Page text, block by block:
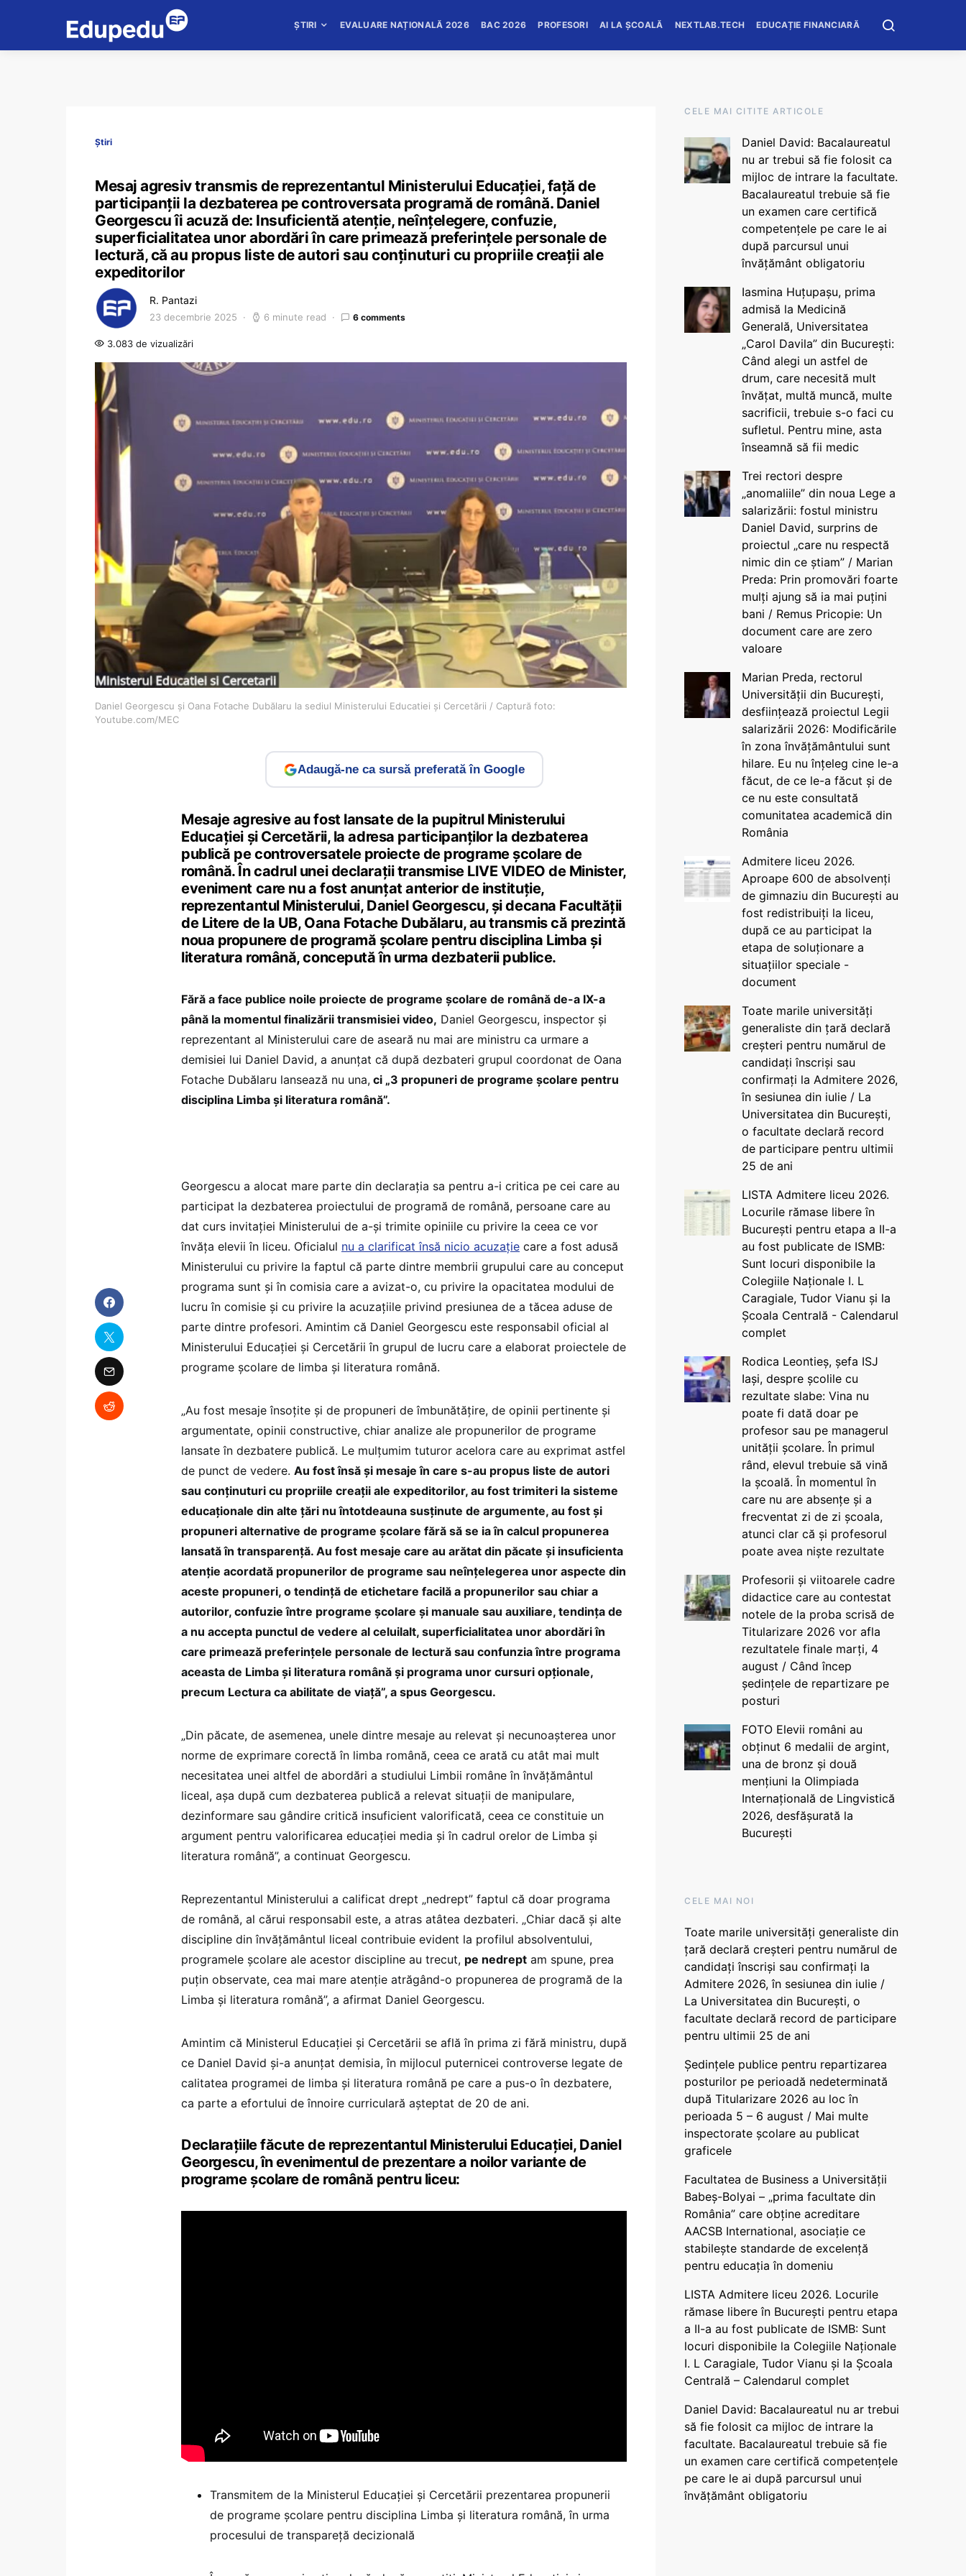
ȘTIRI EVALUARE NAȚIONALĂ 2026 BAC 2026 PROFESORI AI LA ȘCOALĂ NEXTLAB.TECH EDUCAȚIE FINANCIARĂ
Știri
Mesaj agresiv transmis de reprezentantul Ministerului Educației, față de
participanții la dezbaterea pe controversata programă de română. Daniel
Georgescu îi acuză de: Insuficientă atenție, neînțelegere, confuzie,
superficialitatea unor abordări în care primează preferințele personale de
lectură, că au propus liste de autori sau conținuturi cu propriile creații ale
expeditorilor
R. Pantazi
23 decembrie 2025 6 minute read 6 comments
3.083 de vizualizări
Daniel Georgescu și Oana Fotache Dubălaru la sediul Ministerului Educatiei și Cercetării / Captură foto:
Youtube.com/MEC
Adaugă-ne ca sursă preferată în Google
Mesaje agresive au fost lansate de la pupitrul Ministerului
Educației și Cercetării, la adresa participanților la dezbaterea
publică pe controversatele proiecte de programe școlare de
română. În cadrul unei declarații transmise LIVE VIDEO de Minister,
eveniment care nu a fost anunțat anterior de instituție,
reprezentantul Ministerului, Daniel Georgescu, și decana Facultății
de Litere de la UB, Oana Fotache Dubălaru, au transmis că prezintă
noua propunere de programă școlare pentru disciplina Limba și
literatura română, concepută în urma dezbaterii publice.
Fără a face publice noile proiecte de programe școlare de română de-a IX-a
până la momentul finalizării transmisiei video, Daniel Georgescu, inspector și
reprezentant al Ministerului care de aseară nu mai are ministru ca urmare a
demisiei lui Daniel David, a anunțat că după dezbateri grupul coordonat de Oana
Fotache Dubălaru lansează nu una, ci „3 propuneri de programe școlare pentru
disciplina Limba și literatura română”.
Georgescu a alocat mare parte din declarația sa pentru a-i critica pe cei care au
participat la dezbaterea proiectului de programă de română, persoane care au
dat curs invitației Ministerului de a-și trimite opiniile cu privire la ceea ce vor
învăța elevii în liceu. Oficialul nu a clarificat însă nicio acuzație care a fost adusă
Ministerului cu privire la faptul că parte dintre membrii grupului care au conceput
programa sunt și în comisia care a avizat-o, cu privire la opacitatea modului de
lucru în comisie și cu privire la acuzațiile privind presiunea de a tăcea aduse de
parte dintre profesori. Amintim că Daniel Georgescu este responsabil oficial al
Ministerului Educației și Cercetării în grupul de lucru care a elaborat proiectele de
programe școlare de limba și literatura română.
„Au fost mesaje însoțite și de propuneri de îmbunătățire, de opinii pertinente și
argumentate, opinii constructive, chiar analize ale propunerilor de programe
lansate în dezbatere publică. Le mulțumim tuturor acelora care au exprimat astfel
de punct de vedere. Au fost însă și mesaje în care s-au propus liste de autori
sau conținuturi cu propriile creații ale expeditorilor, au fost trimiteri la sisteme
educaționale din alte țări nu întotdeauna susținute de argumente, au fost și
propuneri alternative de programe școlare fără să se ia în calcul propunerea
lansată în transparență. Au fost mesaje care au arătat din păcate și insuficienta
atenție acordată propunerilor de programe sau neînțelegerea unor aspecte din
aceste propuneri, o tendință de etichetare facilă a propunerilor sau chiar a
autorilor, confuzie între programe școlare și manuale sau auxiliare, tendința de
a nu accepta punctul de vedere al celuilalt, superficialitatea unor abordări în
care primează preferințele personale de lectură sau confunzia între programa
aceasta de Limba și literatura română și programa unor cursuri opționale,
precum Lectura ca abilitate de viață”, a spus Georgescu.
„Din păcate, de asemenea, unele dintre mesaje au relevat și necunoașterea unor
norme de exprimare corectă în limba română, ceea ce arată cu atât mai mult
necesitatea unei altfel de abordări a studiului Limbii române în învățământul
liceal, așa după cum dezbaterea publică a relevat situații de manipulare,
dezinformare sau gândire critică insuficient valorificată, ceea ce constituie un
argument pentru valorificarea educației media și în cadrul orelor de Limba și
literatura română”, a continuat Georgescu.
Reprezentantul Ministerului a calificat drept „nedrept” faptul că doar programa
de română, al cărui responsabil este, a atras atâtea dezbateri. „Chiar dacă și alte
discipline din învățământul liceal contribuie evident la profilul absolventului,
programele școlare ale acestor discipline au trecut, pe nedrept am spune, prea
puțin observate, cea mai mare atenție atrăgând-o propunerea de programă de la
Limba și literatura română”, a afirmat Daniel Georgescu.
Amintim că Ministerul Educației și Cercetării se află în prima zi fără ministru, după
ce Daniel David și-a anunțat demisia, în mijlocul puternicei controverse legate de
calitatea programei de limba și literatura română pe care a pus-o în dezbatere,
ca parte a efortului de înnoire curriculară așteptat de 20 de ani.
Declarațiile făcute de reprezentantul Ministerului Educației, Daniel
Georgescu, în evenimentul de prezentare a noilor variante de
programe școlare de română pentru liceu:
Transmitem de la Ministerul Educației și Cercetării prezentarea propunerii
de programe școlare pentru disciplina Limba și literatura română, în urma
procesului de transpareță decizională
CELE MAI CITITE ARTICOLE
Daniel David: Bacalaureatul
nu ar trebui să fie folosit ca
mijloc de intrare la facultate.
Bacalaureatul trebuie să fie
un examen care certifică
competențele pe care le ai
după parcursul unui
învățământ obligatoriu
Iasmina Huțupașu, prima
admisă la Medicină
Generală, Universitatea
„Carol Davila” din București:
Când alegi un astfel de
drum, care necesită mult
învățat, multă muncă, multe
sacrificii, trebuie s-o faci cu
sufletul. Pentru mine, asta
înseamnă să fii medic
Trei rectori despre
„anomaliile” din noua Lege a
salarizării: fostul ministru
Daniel David, surprins de
proiectul „care nu respectă
nimic din ce știam” / Marian
Preda: Prin promovări foarte
mulți ajung să ia mai puțini
bani / Remus Pricopie: Un
document care are zero
valoare
Marian Preda, rectorul
Universității din București,
desființează proiectul Legii
salarizării 2026: Modificările
în zona învățământului sunt
hilare. Eu nu înțeleg cine le-a
făcut, de ce le-a făcut și de
ce nu este consultată
comunitatea academică din
România
Admitere liceu 2026.
Aproape 600 de absolvenți
de gimnaziu din București au
fost redistribuiți la liceu,
după ce au participat la
etapa de soluționare a
situațiilor speciale -
document
Toate marile universități
generaliste din țară declară
creșteri pentru numărul de
candidați înscriși sau
confirmați la Admitere 2026,
în sesiunea din iulie / La
Universitatea din București,
o facultate declară record
de participare pentru ultimii
25 de ani
LISTA Admitere liceu 2026.
Locurile rămase libere în
București pentru etapa a II-a
au fost publicate de ISMB:
Sunt locuri disponibile la
Colegiile Naționale I. L
Caragiale, Tudor Vianu și la
Școala Centrală - Calendarul
complet
Rodica Leontieș, șefa ISJ
Iași, despre școlile cu
rezultate slabe: Vina nu
poate fi dată doar pe
profesor sau pe managerul
unității școlare. În primul
rând, elevul trebuie să vină
la școală. În momentul în
care nu are absențe și a
frecventat zi de zi școala,
atunci clar că și profesorul
poate avea niște rezultate
Profesorii și viitoarele cadre
didactice care au contestat
notele de la proba scrisă de
Titularizare 2026 vor afla
rezultatele finale marți, 4
august / Când încep
ședințele de repartizare pe
posturi
FOTO Elevii români au
obținut 6 medalii de argint,
una de bronz și două
mențiuni la Olimpiada
Internațională de Lingvistică
2026, desfășurată la
București
CELE MAI NOI
Toate marile universități generaliste din
țară declară creșteri pentru numărul de
candidați înscriși sau confirmați la
Admitere 2026, în sesiunea din iulie /
La Universitatea din București, o
facultate declară record de participare
pentru ultimii 25 de ani
Ședințele publice pentru repartizarea
posturilor pe perioadă nedeterminată
după Titularizare 2026 au loc în
perioada 5 – 6 august / Mai multe
inspectorate școlare au publicat
graficele
Facultatea de Business a Universității
Babeș-Bolyai – „prima facultate din
România” care obține acreditare
AACSB International, asociație ce
stabilește standarde de excelență
pentru educația în domeniu
LISTA Admitere liceu 2026. Locurile
rămase libere în București pentru etapa
a II-a au fost publicate de ISMB: Sunt
locuri disponibile la Colegiile Naționale
I. L Caragiale, Tudor Vianu și la Școala
Centrală – Calendarul complet
Daniel David: Bacalaureatul nu ar trebui
să fie folosit ca mijloc de intrare la
facultate. Bacalaureatul trebuie să fie
un examen care certifică competențele
pe care le ai după parcursul unui
învățământ obligatoriu